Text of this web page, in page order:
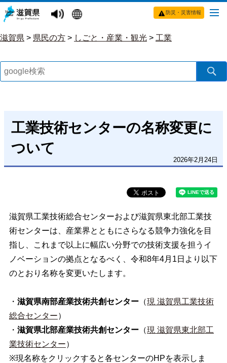
防災・災害情報
滋賀県 > 県民の方 > しごと・産業・観光 > 工業
工業技術センターの名称変更に
ついて
2026年2月24日
滋賀県工業技術総合センターおよび滋賀県東北部工業技
術センターは、産業界とともにさらなる競争力強化を目
指し、これまで以上に幅広い分野での技術支援を担うイ
ノベーションの拠点となるべく、令和8年4月1日より以下
のとおり名称を変更いたします。
・ 滋賀県南部産業技術共創センター （現 滋賀県工業技術
総合センター）
・ 滋賀県北部産業技術共創センター （現 滋賀県東北部工
業技術センター）
※現名称をクリックすると各センターのHPを表示しま